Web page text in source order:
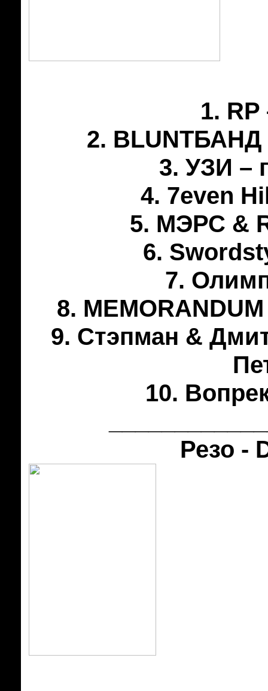
1. RP
2. BLUNTБАНД
3. УЗИ –
4. 7even
5. МЭРС &
6.
7.
8.
9. Стэпман &
10.
Резо -